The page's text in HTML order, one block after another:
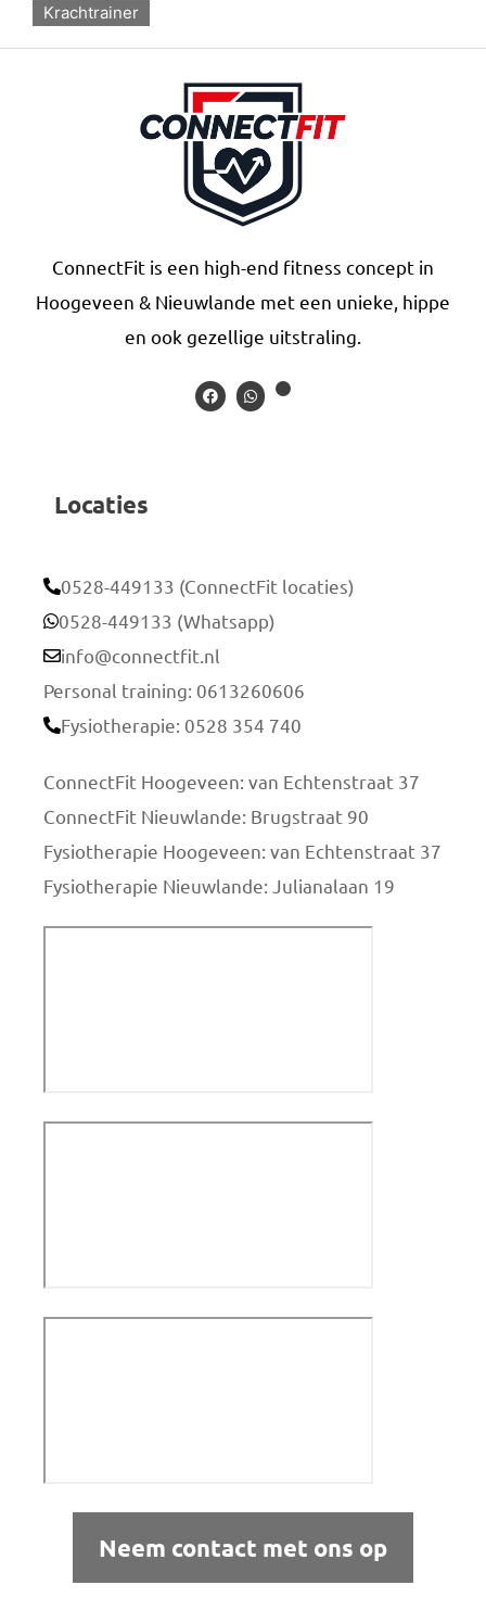
Krachtrainer
ConnectFit is een high-end fitness concept in
Hoogeveen & Nieuwlande met een unieke, hippe
en ook gezellige uitstraling.
Locaties
0528-449133 (ConnectFit locaties)
0528-449133 (Whatsapp)
info@connectfit.nl
Personal training: 0613260606
Fysiotherapie: 0528 354 740
ConnectFit Hoogeveen: van Echtenstraat 37
ConnectFit Nieuwlande: Brugstraat 90
Fysiotherapie Hoogeveen: van Echtenstraat 37
Fysiotherapie Nieuwlande: Julianalaan 19
Neem contact met ons op